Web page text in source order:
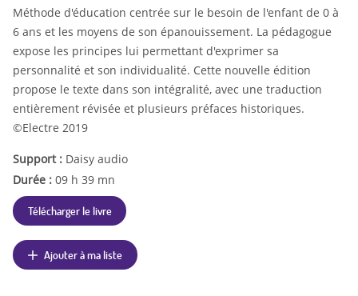
Méthode d'éducation centrée sur le besoin de l'enfant de 0 à
6 ans et les moyens de son épanouissement. La pédagogue
expose les principes lui permettant d'exprimer sa
personnalité et son individualité. Cette nouvelle édition
propose le texte dans son intégralité, avec une traduction
entièrement révisée et plusieurs préfaces historiques.
©Electre 2019
Support : Daisy audio
Durée : 09 h 39 mn
Télécharger le livre
Ajouter à ma liste